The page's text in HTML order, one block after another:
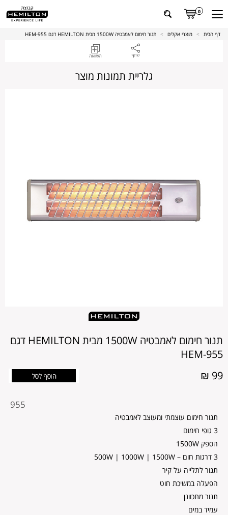
0
דף הבית > מוצרי אקלים > תנור חימום לאמבטיה 1500W מבית HEMILTON דגם HEM-955
תנור חימום לאמבטיה 1500W מבית HEMILTON דגם
HEM-955
99 ₪
955
מוצר
תנור חימום עוצמתי ומעוצב לאמבטיה
3 גופי חימום
הספק 1500W
3 דרגות חום – 500W | 1000W | 1500W
תנור לתלייה על קיר
הפעלה במשיכת חוט
תנור מתכוונן
עמיד במים
גלריית תמונות מוצר